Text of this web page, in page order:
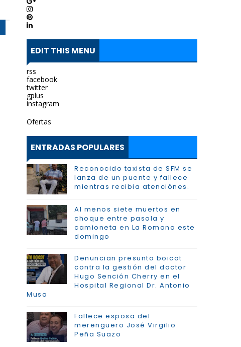
EDIT THIS MENU
rss
facebook
twitter
gplus
instagram
Ofertas
ENTRADAS POPULARES
Reconocido taxista de SFM se
lanza de un puente y fallece
mientras recibia atenciónes.
Al menos siete muertos en
choque entre pasola y
camioneta en La Romana este
domingo
Denuncian presunto boicot
contra la gestión del doctor
Hugo Sención Cherry en el
Hospital Regional Dr. Antonio
Musa
Fallece esposa del
merenguero José Virgilio
Peña Suazo